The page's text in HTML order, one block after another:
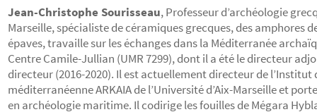
Jean-Christophe Sourisseau, Professeur d’archéologie
Marseille, spécialiste de céramiques grecques, des amphores
épaves, travaille sur les échanges dans la Méditerranée
Centre Camile-Jullian (UMR 7299), dont il a été le directeur
directeur (2016-2020). Il est actuellement directeur de l’Institut
méditerranéenne ARKAIA de l’Université d’Aix-Marseille et
en archéologie maritime. Il codirige les fouilles de Mégara